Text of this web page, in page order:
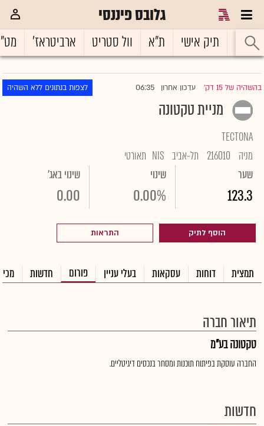
גלובס פיננסי
ראשי תיק אישי ת"א וול סטריט ארביטראז'
בהשהיה של 15 דק' |עדכון אחרון 06:35 לצפות בנתונים ללא השהיה
מניית טקטונה
TECTONA
מניה
216010 תל-אביב NIS תאורטי
שער
123.3
שינוי
0.00%
שינוי באג'
0.00
הוסף לתיק התראות
תמצית דוחות עסקאות בעלי עניין פורום חדשות
תיאור חברה
טקטונה בע"מ
החברה עוסקת בפיתוח תוכנות ומסחר בנכסים דיגיטליים.
חדשות